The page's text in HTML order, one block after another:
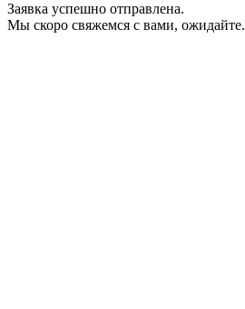
Заявка успешно отправлена.
Мы скоро свяжемся с вами, ожидайте.